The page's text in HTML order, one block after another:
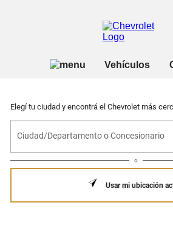
Elegí tu ciudad y encontrá el Chevrolet más
o
Usar mi ubicación